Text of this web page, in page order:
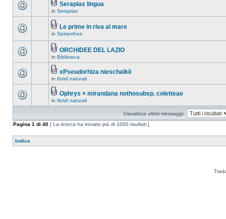
Serapias lingua
in Serapias
Le prime in riva al mare
in Spiranthes
ORCHIDEE DEL LAZIO
in Biblioteca
xPseudorhiza nieschalkii
in Ibridi naturali
Ophrys × mirandana nothosubsp. coletteae
in Ibridi naturali
Visualizza ultimi messaggi:
Pagina 1 di 40 [ La ricerca ha trovato più di 1000 risultati ]
Indice